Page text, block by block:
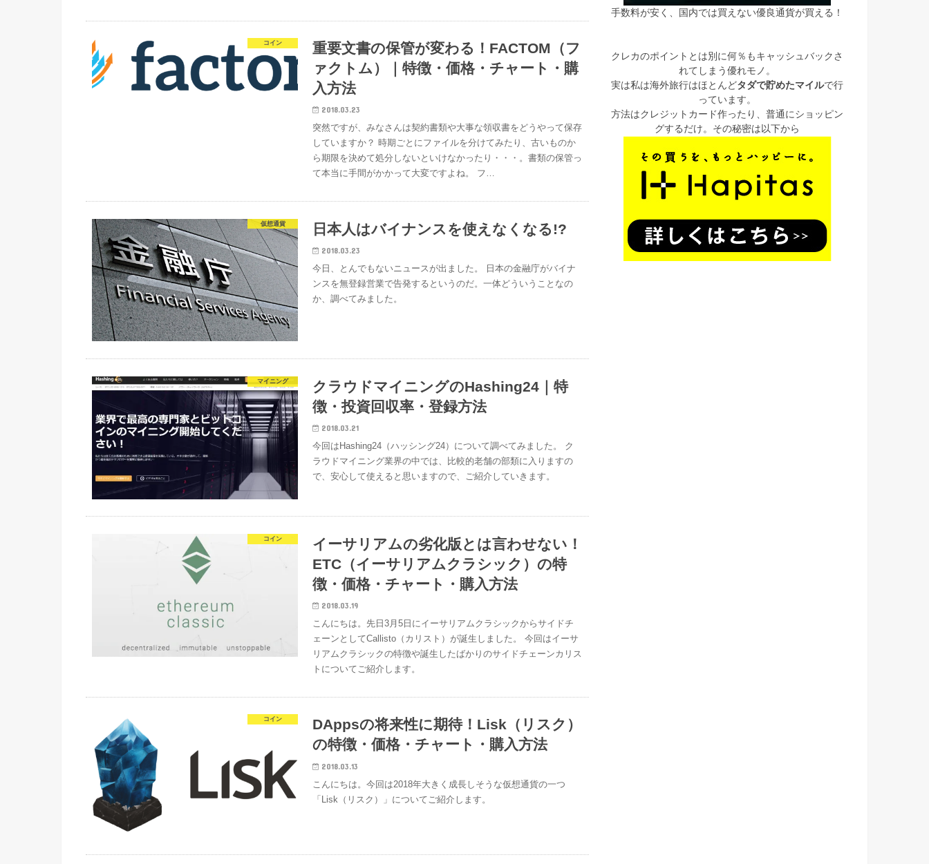
コイン
重要文書の保管が変わる！FACTOM（フ
ァクトム）｜特徴・価格・チャート・購
入方法
2018.03.23
突然ですが、みなさんは契約書類や大事な領収書をどうやって保存
していますか？ 時期ごとにファイルを分けてみたり、古いものか
ら期限を決めて処分しないといけなかったり・・・。書類の保管っ
て本当に手間がかかって大変ですよね。 フ…
仮想通貨 日本人はバイナンスを使えなくなる!?
2018.03.23
今日、とんでもないニュースが出ました。 日本の金融庁がバイナ
ンスを無登録営業で告発するというのだ。一体どういうことなの
か、調べてみました。
マイニング
クラウドマイニングのHashing24｜特
徴・投資回収率・登録方法
2018.03.21
今回はHashing24（ハッシング24）について調べてみました。 ク
ラウドマイニング業界の中では、比較的老舗の部類に入りますの
で、安心して使えると思いますので、ご紹介していきます。
コイン
イーサリアムの劣化版とは言わせない！
ETC（イーサリアムクラシック）の特
徴・価格・チャート・購入方法
2018.03.19
こんにちは。先日3月5日にイーサリアムクラシックからサイドチ
ェーンとしてCallisto（カリスト）が誕生しました。 今回はイーサ
リアムクラシックの特徴や誕生したばかりのサイドチェーンカリス
トについてご紹介します。
コイン
DAppsの将来性に期待！Lisk（リスク）
の特徴・価格・チャート・購入方法
2018.03.13
こんにちは。今回は2018年大きく成長しそうな仮想通貨の一つ
「Lisk（リスク）」についてご紹介します。
手数料が安く、国内では買えない優良通貨が買える！
クレカのポイントとは別に何％もキャッシュバックさ
れてしまう優れモノ。
実は私は海外旅行はほとんどタダで貯めたマイルで行
っています。
方法はクレジットカード作ったり、普通にショッピン
グするだけ。その秘密は以下から